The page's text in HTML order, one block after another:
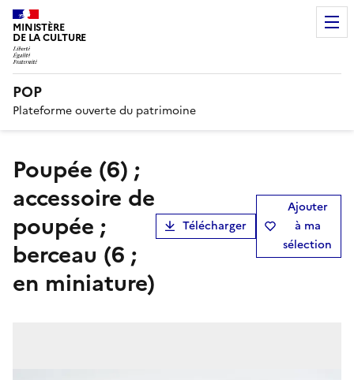
MINISTÈRE
DE LA CULTURE
POP
Plateforme ouverte du patrimoine
poupée (6) ;
accessoire de
poupée ;
berceau (6 ;
en miniature)
Télécharger
Ajouter
à ma
sélection